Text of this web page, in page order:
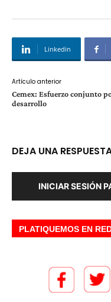
Linkedin
Artículo anterior
Cemex: Esfuerzo conjunto
desarrollo
DEJA UNA
INICIAR SESIÓN
PLATIQUEMOS EN